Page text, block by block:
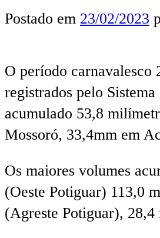
Postado em 23/02/2023
O período carnavalesco
registrados pelo
acumulado 53,8
Mossoró, 33,4mm em
Os maiores volumes
(Oeste Potiguar) 113,0
(Agreste Potiguar), 28,4